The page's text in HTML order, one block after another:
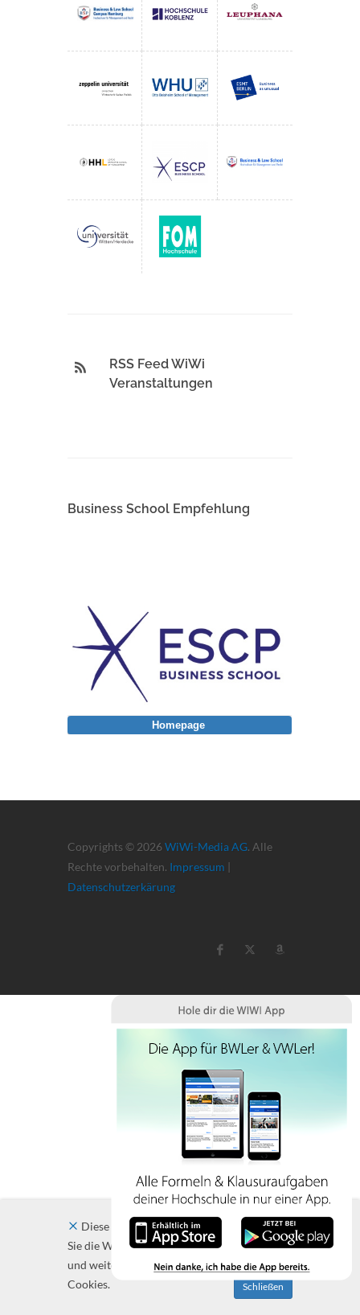
RSS Feed WiWi
Veranstaltungen
Business School Empfehlung
Copyrights © 2026 WiWi-Media AG. Alle
Rechte vorbehalten. Impressum |
Datenschutzerkärung
Diese Website verwendet Cookies. Indem
Sie die Website und ihre Angebote nutzen
und weiter navigieren, akzeptieren Sie diese
Cookies.
Schließen
Homepage